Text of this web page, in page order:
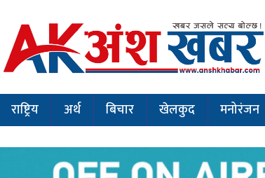
राष्ट्रिय अर्थ बिचार खेलकुद मनोरंजन